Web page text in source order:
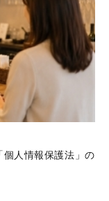
人情報保護法」の